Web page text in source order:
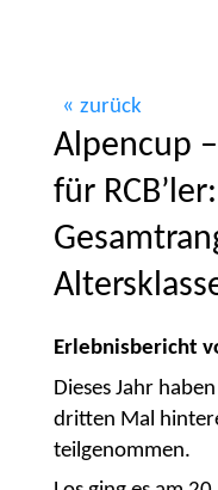
zurück
Alpencup
für
Erlebnisbericht
Dieses Jahr
dritten Mal
teilgenommen.